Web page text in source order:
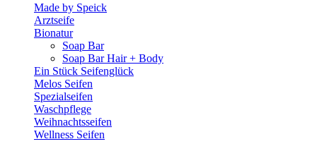
Made by Speick
Arztseife
Bionatur
Soap Bar
Soap Bar Hair + Body
Ein Stück Seifenglück
Melos Seifen
Spezialseifen
Waschpflege
Weihnachtsseifen
Wellness Seifen